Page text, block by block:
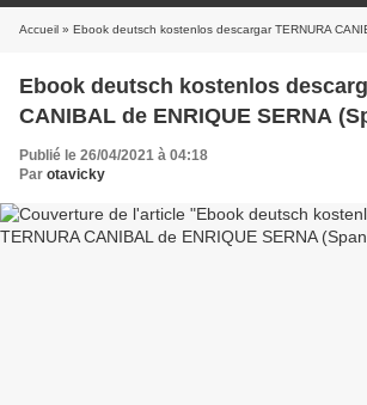
Accueil » Ebook deutsch kostenlos descargar TERNURA CANIBAL de
Ebook deutsch kostenlos
CANIBAL de ENRIQUE SERNA
Publié le 26/04/2021 à 04:18
Par otavicky